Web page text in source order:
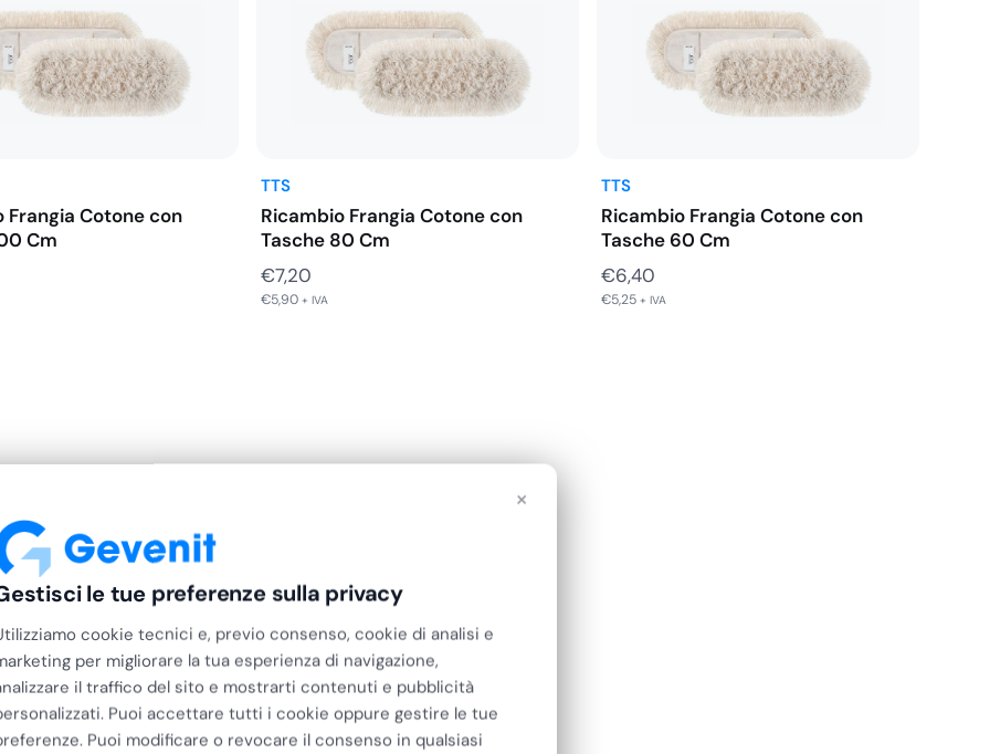
Frangia Cotone con
Cm
TTS
Ricambio Frangia Cotone con
Tasche 80 Cm
€7,20
€5,90 + IVA
TTS
Ricambio Frangia Cotone con
Tasche 60 Cm
€6,40
€5,25 + IVA
×
le tue preferenze sulla privacy
cookie tecnici e, previo consenso, cookie di analisi e
per migliorare la tua esperienza di navigazione,
il traffico del sito e mostrarti contenuti e pubblicità
Puoi accettare tutti i cookie oppure gestire le tue
Puoi modificare o revocare il consenso in qualsiasi